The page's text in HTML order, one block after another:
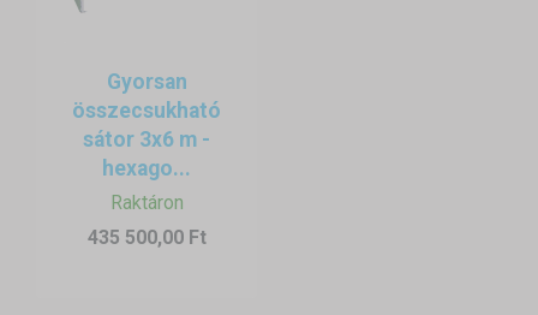
Gyorsan
összecsukható
sátor 3x6 m -
hexago...
Raktáron
435 500,00 Ft